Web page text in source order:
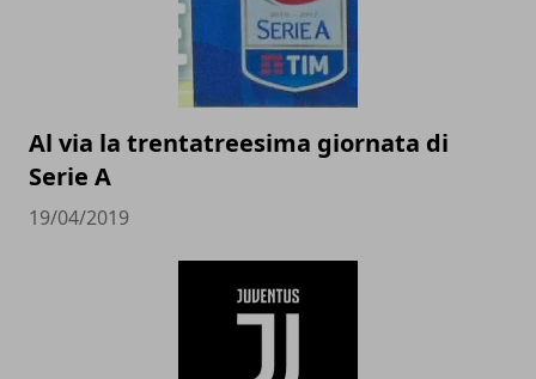
Al via la trentatreesima giornata di
Serie A
19/04/2019